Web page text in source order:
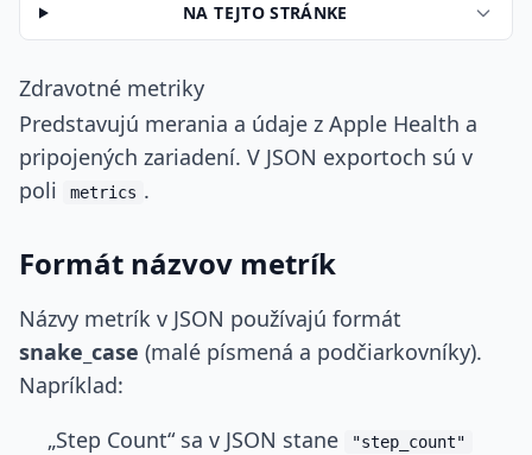
NA TEJTO STRÁNKE
Zdravotné metriky
Predstavujú merania a údaje z Apple Health a
pripojených zariadení. V JSON exportoch sú v
poli
metrics .
Formát názvov metrík
Názvy metrík v JSON používajú formát
snake_case (malé písmená a podčiarkovníky).
Napríklad:
„Step Count“ sa v JSON stane
"step_count"